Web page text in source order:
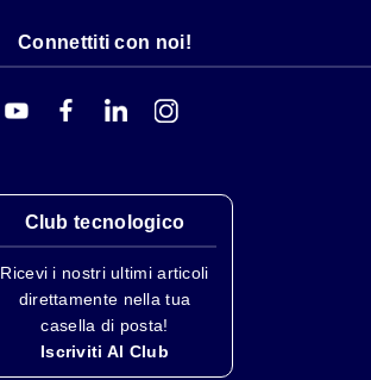
Connettiti con noi!
Club tecnologico
Ricevi i nostri ultimi articoli
direttamente nella tua
casella di posta!
Iscriviti Al Club